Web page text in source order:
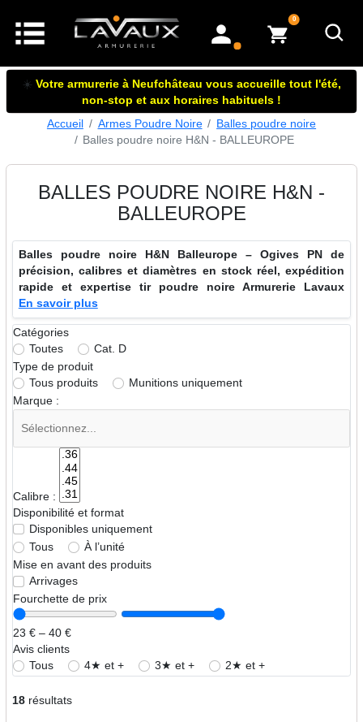
mon compte
0articles dans le panier
☀️ Votre armurerie à Neufchâteau vous accueille tout l'été,
non-stop et aux horaires habituels !
Accueil
Armes Poudre Noire
Balles poudre noire
Balles poudre noire H&N - BALLEUROPE
BALLES POUDRE NOIRE H&N -
BALLEUROPE
Balles poudre noire H&N Balleurope – Ogives PN de
précision, calibres et diamètres en stock réel, expédition
rapide et expertise tir poudre noire Armurerie Lavaux
En savoir plus
Catégories
Toutes
Cat. D
Type de produit
Tous produits
Munitions uniquement
Marque :
Calibre :
Disponibilité et format
Disponibles uniquement
Tous
À l’unité
Mise en avant des produits
Arrivages
Fourchette de prix
23 € – 40 €
Avis clients
Tous
4★ et + 3★ et + 2★ et +
18résultats